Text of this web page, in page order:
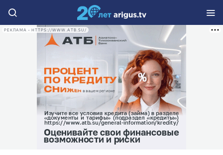
РЕКЛАМА • HTTPS://WWW.ATB.SU/